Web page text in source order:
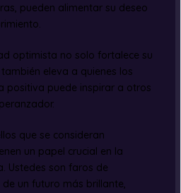
pueden alimentar su deseo
optimista no solo fortalece su
eleva a quienes los
positiva puede inspirar a otros
que se consideran
un papel crucial en la
Ustedes son faros de
un futuro más brillante,